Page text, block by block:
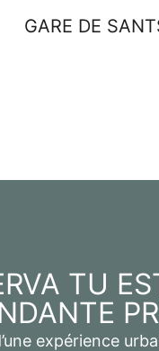
GARE DE
TU
expérience